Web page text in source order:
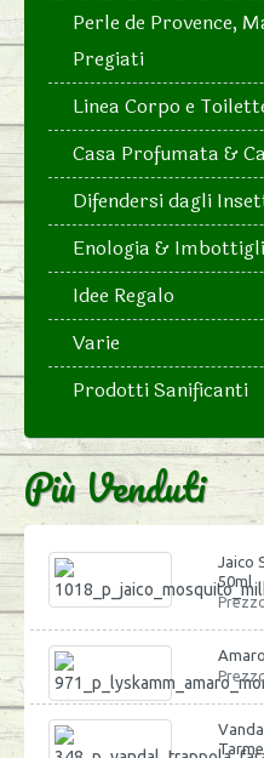
Perle de Provence,
Pregiati
Linea Corpo e
Casa Profumata &
Difendersi dagli
Enologia &
Idee Regalo
Varie
Prodotti Sanificanti
Più Venduti
Jaico
50ml